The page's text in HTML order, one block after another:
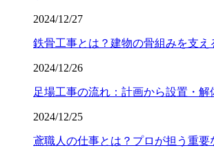
2024/12/27
鉄骨工事とは？建物の骨組みを支え
2024/12/26
足場工事の流れ：計画から設置・解
2024/12/25
鳶職人の仕事とは？プロが担う重要